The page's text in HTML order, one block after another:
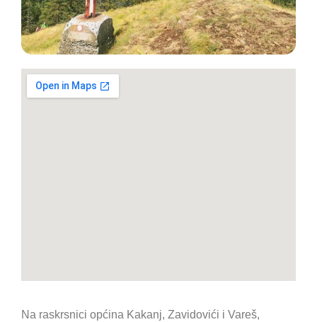
Na raskrsnici općina Kakanj, Zavidovići i Vareš,